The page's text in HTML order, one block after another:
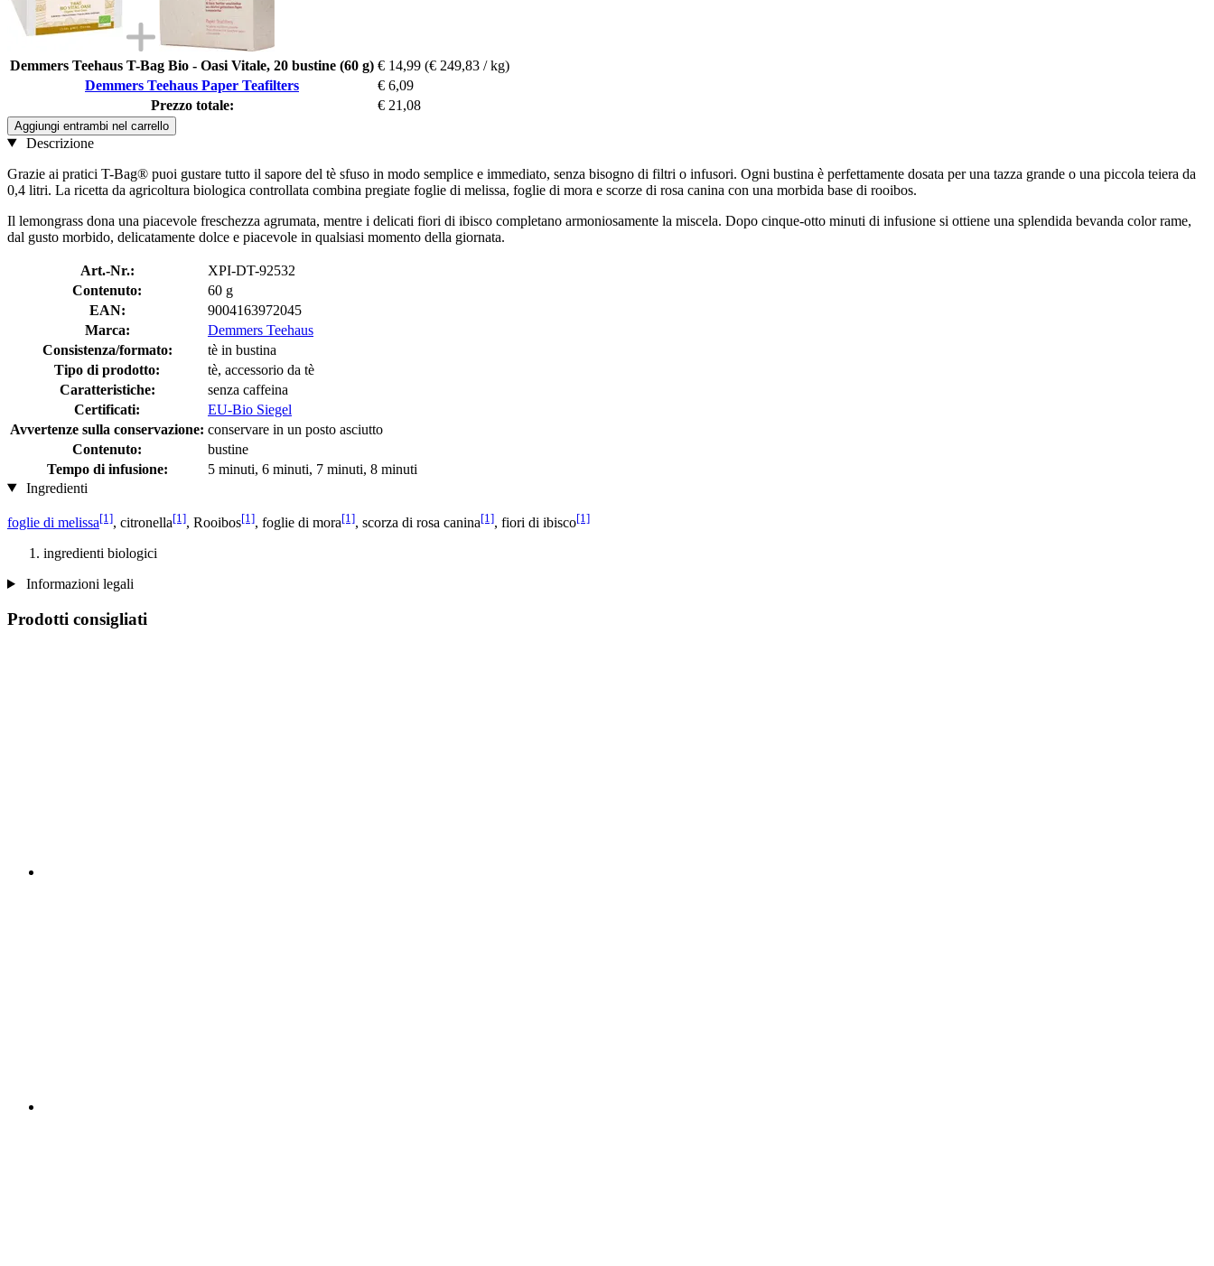
Demmers Teehaus T-Bag Bio - Oasi Vitale, 20 bustine (60 g) € 14,99 (€ 249,83 / kg)
Demmers Teehaus Paper Teafilters
€ 6,09
Prezzo totale:
€ 21,08
Aggiungi entrambi nel carrello
Descrizione
Grazie ai pratici T-Bag® puoi gustare tutto il sapore del tè sfuso in modo semplice e immediato, senza bisogno di filtri o infusori. Ogni bustina è perfettamente dosata per una tazza grande o una piccola teiera da
0,4 litri. La ricetta da agricoltura biologica controllata combina pregiate foglie di melissa, foglie di mora e scorze di rosa canina con una morbida base di rooibos.
Il lemongrass dona una piacevole freschezza agrumata, mentre i delicati fiori di ibisco completano armoniosamente la miscela. Dopo cinque-otto minuti di infusione si ottiene una splendida bevanda color rame,
dal gusto morbido, delicatamente dolce e piacevole in qualsiasi momento della giornata.
Art.-Nr.:
XPI-DT-92532
Contenuto:
60 g
EAN:
9004163972045
Marca:
Demmers Teehaus
Consistenza/formato:
tè in bustina
Tipo di prodotto:
tè, accessorio da tè
Caratteristiche:
senza caffeina
Certificati:
EU-Bio Siegel
Avvertenze sulla conservazione: conservare in un posto asciutto
Contenuto:
bustine
Tempo di infusione:
5 minuti, 6 minuti, 7 minuti, 8 minuti
Ingredienti
foglie di melissa[1], citronella[1], Rooibos[1], foglie di mora[1], scorza di rosa canina[1], fiori di ibisco[1]
ingredienti biologici
Informazioni legali
Prodotti consigliati